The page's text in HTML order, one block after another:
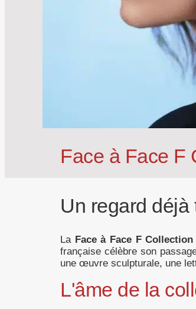
Face à Face F
Un regard déjà
La Face à Face F Collection
française célèbre son
une œuvre sculpturale, une
L'âme de la